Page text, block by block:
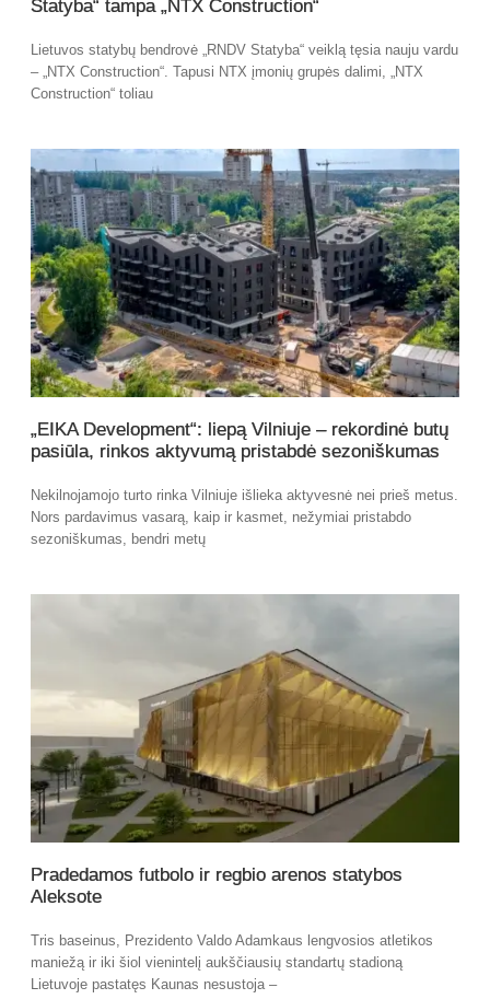
Statyba“ tampa „NTX Construction“
Lietuvos statybų bendrovė „RNDV Statyba“ veiklą tęsia nauju vardu
– „NTX Construction“. Tapusi NTX įmonių grupės dalimi, „NTX
Construction“ toliau
„EIKA Development“: liepą Vilniuje – rekordinė butų
pasiūla, rinkos aktyvumą pristabdė sezoniškumas
Nekilnojamojo turto rinka Vilniuje išlieka aktyvesnė nei prieš metus.
Nors pardavimus vasarą, kaip ir kasmet, nežymiai pristabdo
sezoniškumas, bendri metų
Pradedamos futbolo ir regbio arenos statybos
Aleksote
Tris baseinus, Prezidento Valdo Adamkaus lengvosios atletikos
maniežą ir iki šiol vienintelį aukščiausių standartų stadioną
Lietuvoje pastatęs Kaunas nesustoja –